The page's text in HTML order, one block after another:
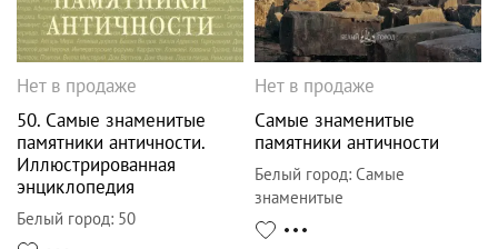
Нет в продаже
50. Самые знаменитые
памятники античности.
Иллюстрированная
энциклопедия
Белый город: 50
Нет в продаже
Самые знаменитые
памятники античности
Белый город: Самые
знаменитые